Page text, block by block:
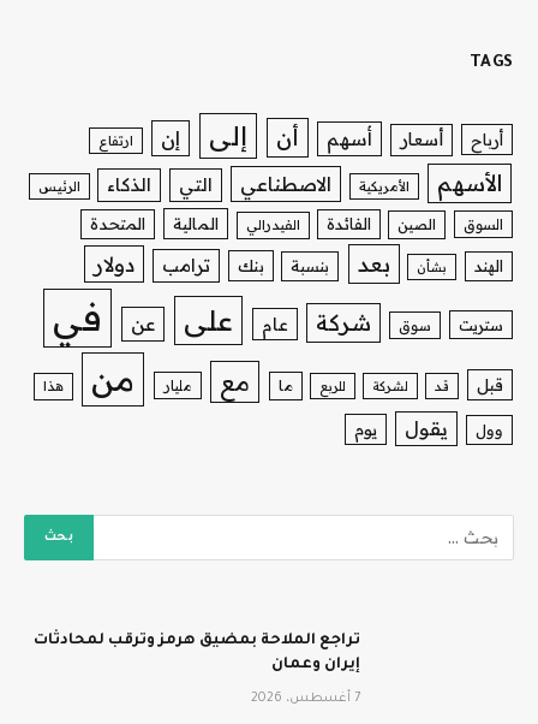
TAGS
أرباح أسعار أسهم أن إلى إن ارتفاع
الأسهم الأمريكية الاصطناعي التي الذكاء الرئيس
السوق الصين الفائدة الفيدرالي المالية المتحدة
الهند بشأن بعد بنسبة بنك ترامب دولار
ستريت سوق شركة عام على عن في
قبل قد لشركة للربع ما مع مليار من هذا
وول يقول يوم
تراجع الملاحة بمضيق هرمز وترقب لمحادثات
إيران وعمان
7 أغسطس، 2026